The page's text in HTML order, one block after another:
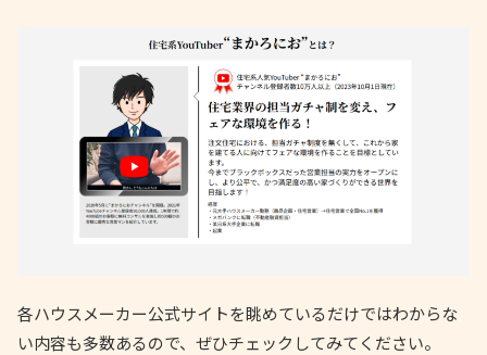
各ハウスメーカー公式サイトを眺めているだけではわからな
い内容も多数あるので、ぜひチェックしてみてください。